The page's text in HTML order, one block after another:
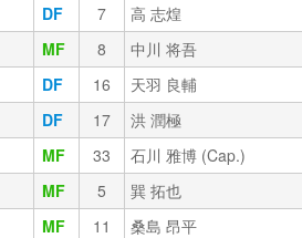
DF 7
高 志煌
MF 8
中川 将吾
DF 16
天羽 良輔
DF 17
洪 潤極
MF 33
石川 雅博 (Cap.)
MF 5
巽 拓也
MF 11
桑島 昂平